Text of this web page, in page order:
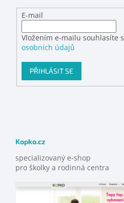
E-mail
Vložením e-mailu souhlasíte s
osobních údajů
PŘIHLÁSIT SE
Kopko.cz
specializovaný e-shop
pro školky a rodinná centra